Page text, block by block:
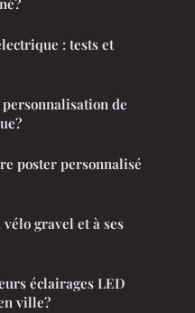
: tests et
de
poster personnalisé
gravel et à ses
éclairages LED
ville?